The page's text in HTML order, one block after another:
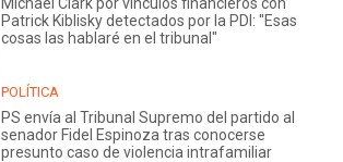
Patrick Kiblisky detectados por la PDI: "Esas
cosas las hablaré en el tribunal"
POLÍTICA
PS envía al Tribunal Supremo del partido al
senador Fidel Espinoza tras conocerse
presunto caso de violencia intrafamiliar